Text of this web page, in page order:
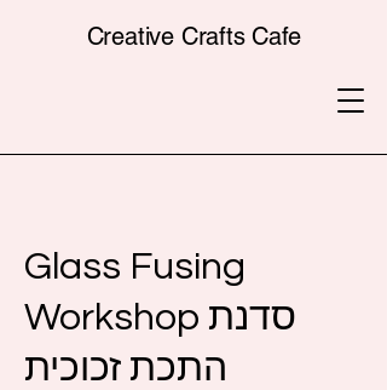
Creative Crafts Cafe
Glass Fusing
Workshop סדנת
התכת זכוכית